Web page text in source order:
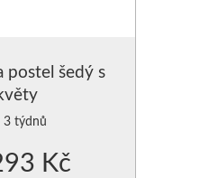
postel šedý s
3 týdnů
Kč